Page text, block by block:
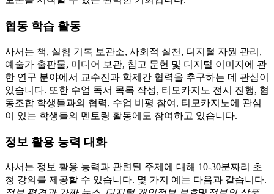
협동 학습 활동
사서는 책, 실험 기록 보관소, 사회적 실천, 디지털 자원 관리,
예술가 출판물, 미디어 보관, 참고 문헌 및 디지털 이미지에 관
한 연구 분야에서 교수진과 학제간 협력을 추구하는 데 관심이
있습니다. 또한 수업 독서 목록 작성, 티모카지노 전시 진행, 협
동조합 학생들과의 협력, 수업 비평 참여, 티모카지노에 관심
이 있는 학생들의 멘토링 활동에도 참여하고 있습니다.
정보 활용 능력 대화
사서는 정보 활용 능력과 관련된 주제에 대해 10-30분짜리 초
청 강의를 제공할 수 있습니다. 몇 가지 예는 다음과 같습니다.